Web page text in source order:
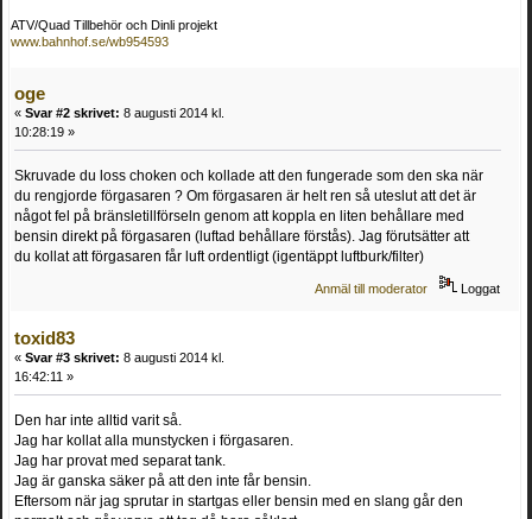
ATV/Quad Tillbehör och Dinli projekt
www.bahnhof.se/wb954593
oge
« Svar #2 skrivet: 8 augusti 2014 kl.
10:28:19 »
Skruvade du loss choken och kollade att den fungerade som den ska när
du rengjorde förgasaren ? Om förgasaren är helt ren så uteslut att det är
något fel på bränsletillförseln genom att koppla en liten behållare med
bensin direkt på förgasaren (luftad behållare förstås). Jag förutsätter att
du kollat att förgasaren får luft ordentligt (igentäppt luftburk/filter)
Anmäl till moderator Loggat
toxid83
« Svar #3 skrivet: 8 augusti 2014 kl.
16:42:11 »
Den har inte alltid varit så.
Jag har kollat alla munstycken i förgasaren.
Jag har provat med separat tank.
Jag är ganska säker på att den inte får bensin.
Eftersom när jag sprutar in startgas eller bensin med en slang går den